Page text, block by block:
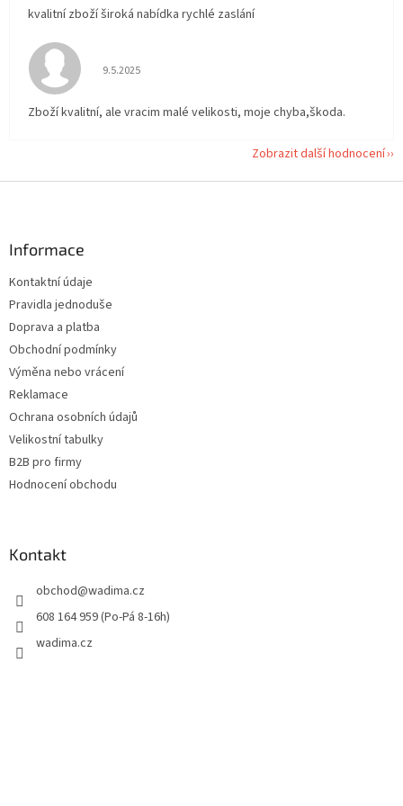
kvalitní zboží široká nabídka rychlé zaslání
Hodnocení obchodu je 5 z 5 hvězdiček.
9.5.2025
Zboží kvalitní, ale vracim malé velikosti, moje chyba,škoda.
Zobrazit další hodnocení
Informace
Kontaktní údaje
Pravidla jednoduše
Doprava a platba
Obchodní podmínky
Výměna nebo vrácení
Reklamace
Ochrana osobních údajů
Velikostní tabulky
B2B pro firmy
Hodnocení obchodu
Kontakt
obchod@wadima.cz
608 164 959 (Po-Pá 8-16h)
wadima.cz